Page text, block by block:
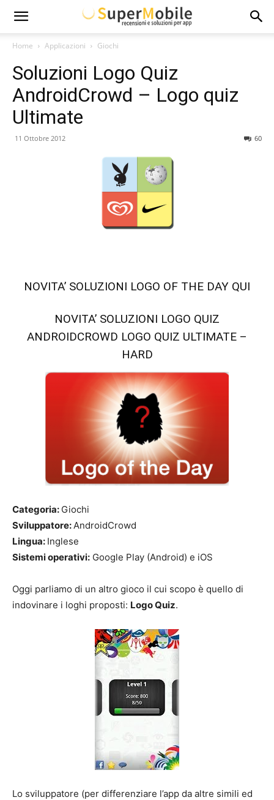
Super
Mobile
Home Applicazioni Giochi
Soluzioni Logo Quiz
AndroidCrowd – Logo quiz
Ultimate
11 Ottobre 2012 60
NOVITA’ SOLUZIONI LOGO OF THE DAY QUI
NOVITA’ SOLUZIONI LOGO QUIZ
ANDROIDCROWD LOGO QUIZ ULTIMATE –
HARD
Categoria: Giochi
Sviluppatore:AndroidCrowd
Lingua: Inglese
Sistemi operativi: Google Play (Android) e iOS
Oggi parliamo di un altro gioco il cui scopo è quello di
indovinare i loghi proposti: Logo Quiz.
Lo sviluppatore (per differenziare l’app da altre simili ed